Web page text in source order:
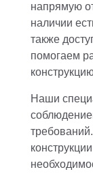
напрямую
наличии
также
помогаем
Наши